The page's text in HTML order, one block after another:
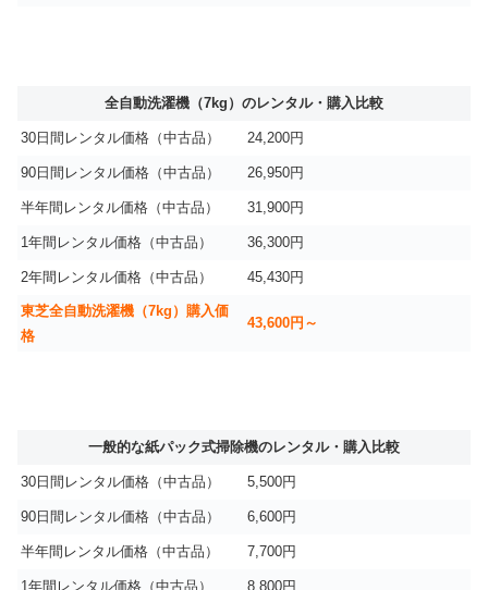
全自動洗濯機（7kg）のレンタル・購入比較
30日間レンタル価格（中古品） 24,200円
90日間レンタル価格（中古品） 26,950円
半年間レンタル価格（中古品） 31,900円
1年間レンタル価格（中古品） 36,300円
2年間レンタル価格（中古品） 45,430円
東芝全自動洗濯機（7kg）購入価
格
43,600円～
一般的な紙パック式掃除機のレンタル・購入比較
30日間レンタル価格（中古品） 5,500円
90日間レンタル価格（中古品） 6,600円
半年間レンタル価格（中古品） 7,700円
1年間レンタル価格（中古品） 8,800円